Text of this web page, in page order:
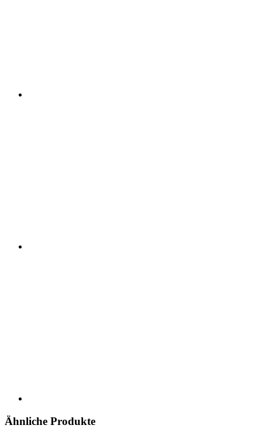
Ähnliche Produkte